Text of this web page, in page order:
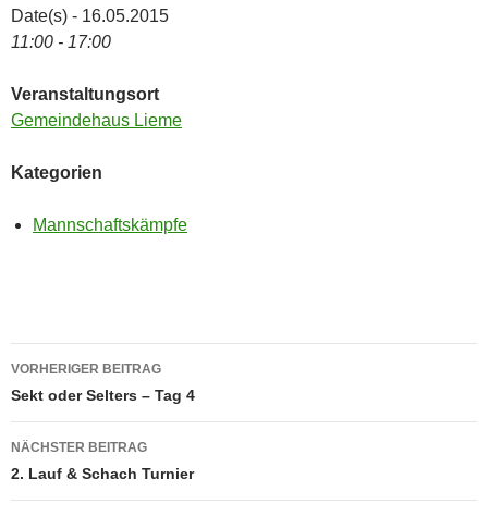
Date(s) - 16.05.2015
11:00 - 17:00
Veranstaltungsort
Gemeindehaus Lieme
Kategorien
Mannschaftskämpfe
Beitragsnavigation
VORHERIGER BEITRAG
Sekt oder Selters – Tag 4
NÄCHSTER BEITRAG
2. Lauf & Schach Turnier